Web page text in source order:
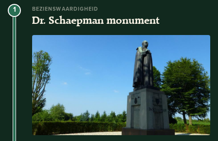
1 BEZIENSWAARDIGHEID
Dr. Schaepman monument